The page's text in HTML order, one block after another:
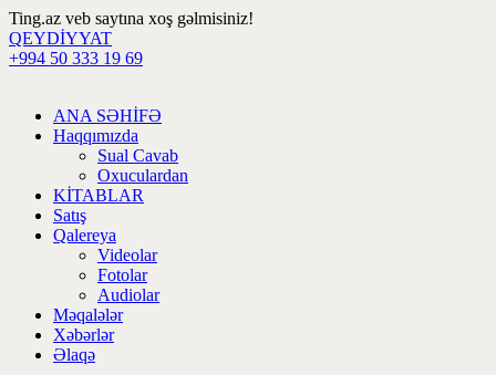
Ting.az veb saytına xoş gəlmisiniz!
QEYDİYYAT
+994 50 333 19 69
ANA SƏHİFƏ
Haqqımızda
Sual Cavab
Oxuculardan
KİTABLAR
Satış
Qalereya
Videolar
Fotolar
Audiolar
Məqalələr
Xəbərlər
Əlaqə